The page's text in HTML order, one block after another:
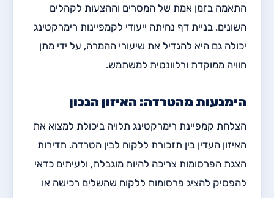
התאמה בזמן אמת של המסרים וההצעות לקהלים
השונים. בניית דף נחיתה ייעודי לקמפיינות רימרקטינג
יכולה גם היא להגדיל את שיעורי ההמרה, על ידי מתן
חוויה ממוקדת ורלוונטית למשתמש.
הימנעות מהטרדה: האיזון הנכון
הצלחת קמפיינת רימרקטינג תלויה ביכולת למצוא את
האיזון העדין בין תזכורת ללקוח לבין הטרדה. תדירות
הצגת הפרסומות צריכה להיות מוגבלת, ולעיתים כדאי
להפסיק להציג פרסומות ללקוח שהשלים רכישה או